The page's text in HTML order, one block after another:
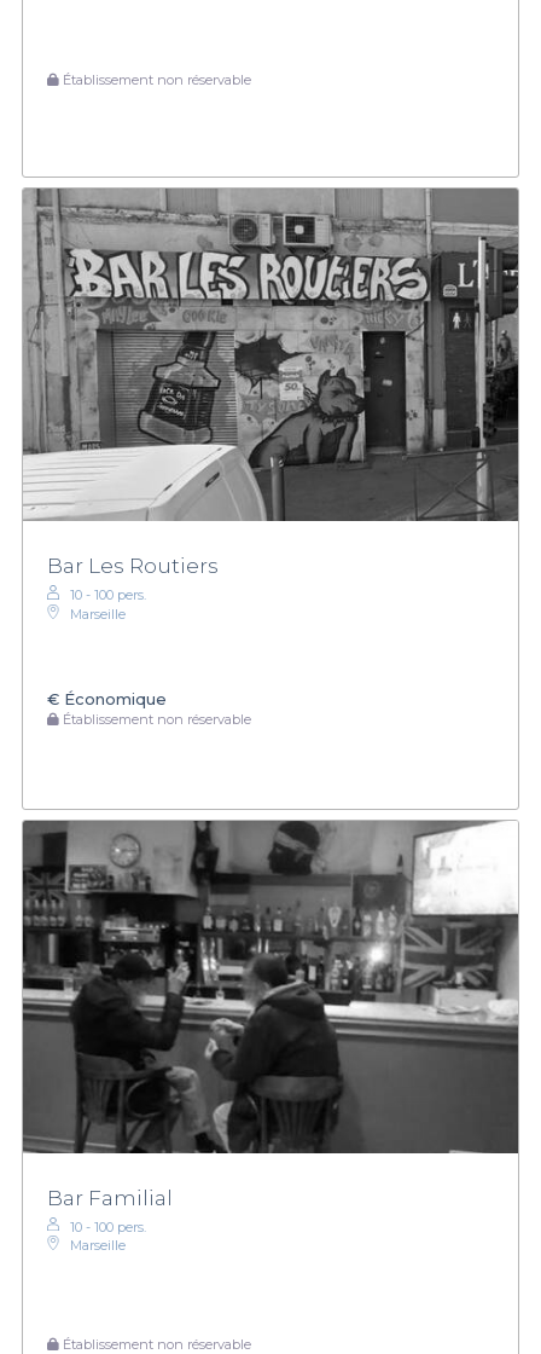
Établissement non réservable
Bar Les Routiers
10 - 100 pers.
Marseille
€ Économique
Établissement non réservable
Bar Familial
10 - 100 pers.
Marseille
Établissement non réservable